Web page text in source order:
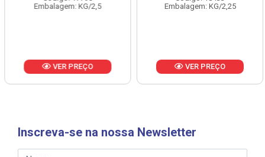
Embalagem: KG/2,5
VER PREÇO
Embalagem: KG/2,25
VER PREÇO
Inscreva-se na nossa Newsletter